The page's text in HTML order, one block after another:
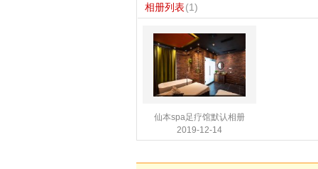
相册列表(1)
仙本spa足疗馆默认相册
2019-12-14